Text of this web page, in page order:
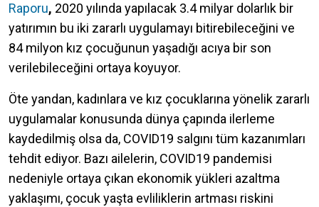
Raporu, 2020 yılında yapılacak 3.4 milyar dolarlık bir
yatırımın bu iki zararlı uygulamayı bitirebileceğini ve
84 milyon kız çocuğunun yaşadığı acıya bir son
verilebileceğini ortaya koyuyor.
Öte yandan, kadınlara ve kız çocuklarına yönelik zararlı
uygulamalar konusunda dünya çapında ilerleme
kaydedilmiş olsa da, COVID19 salgını tüm kazanımları
tehdit ediyor. Bazı ailelerin, COVID19 pandemisi
nedeniyle ortaya çıkan ekonomik yükleri azaltma
yaklaşımı, çocuk yaşta evliliklerin artması riskini